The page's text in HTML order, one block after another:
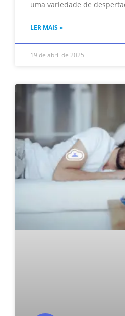
uma variedade de
LER MAIS »
19 de abril de 2025